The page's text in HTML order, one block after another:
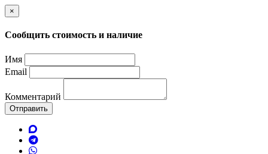
×
Сообщить стоимость и наличие
Имя
Email
Комментарий
Отправить